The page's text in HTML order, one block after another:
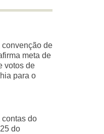
convenção de
meta de
votos de
para o
do
do